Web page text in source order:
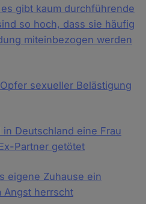
gibt kaum durchführende
so hoch, dass sie häufig
miteinbezogen werden
sexueller Belästigung
Deutschland eine Frau
Partner getötet
eigene Zuhause ein
Angst herrscht